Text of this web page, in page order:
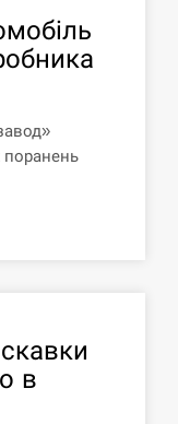
поранень
в